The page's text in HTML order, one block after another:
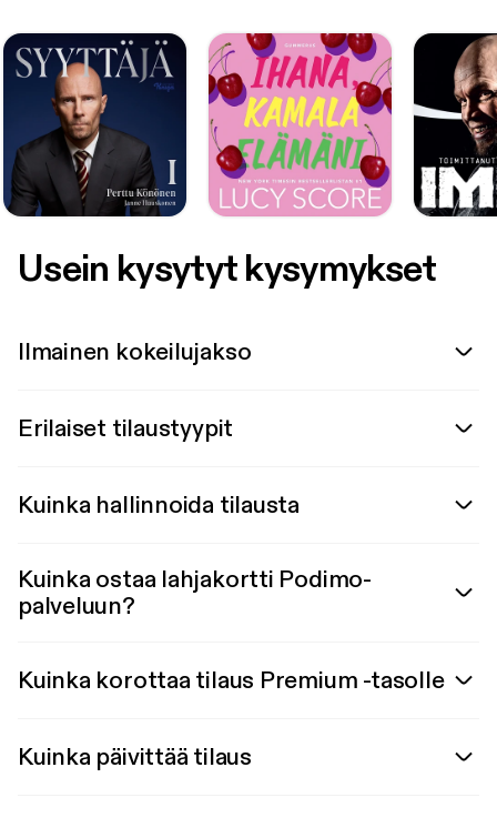
Usein kysytyt kysymykset
Ilmainen kokeilujakso
Erilaiset tilaustyypit
Kuinka hallinnoida tilausta
Kuinka ostaa lahjakortti Podimo-
palveluun?
Kuinka korottaa tilaus Premium -tasolle
Kuinka päivittää tilaus